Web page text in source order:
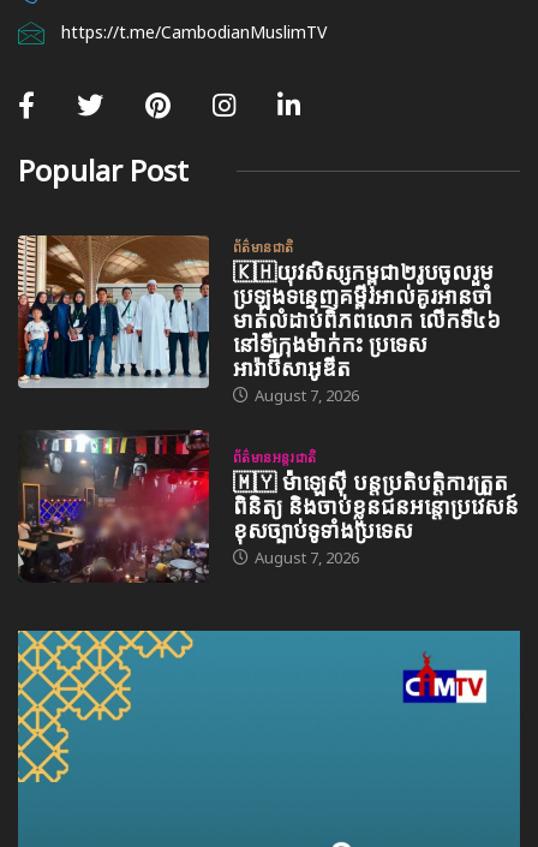
https://t.me/CambodianMuslimTV
Popular Post
ព័ត៌មានជាតិ
🇰🇭យុវសិស្សកម្ពុជា២រូបចូលរួម
ប្រឡងទន្ទេញគម្ពីរអាល់គូរអានចាំ
មាត់លំដាប់ពិភពលោក លើកទី៤៦
នៅទីក្រុងម៉ាក់កះ ប្រទេស
អារ៉ាប៊ីសាអូឌីត
August 7, 2026
ព័ត៌មានអន្តរជាតិ
🇲🇾 ម៉ាឡេស៊ី បន្តប្រតិបត្តិការត្រួត
ពិនិត្យ និងចាប់ខ្លួនជនអន្តោប្រវេសន៍
ខុសច្បាប់ទូទាំងប្រទេស
August 7, 2026